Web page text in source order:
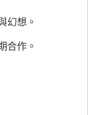
幻想。
合作。